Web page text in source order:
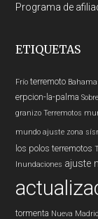
Programa de
ETIQUETAS
Frío terremoto
erpcion-la-palma
granizo Terremotos
mundo ajuste zona
los polos terremotos
Inundaciones ajuste
tormenta Nueva Madrid